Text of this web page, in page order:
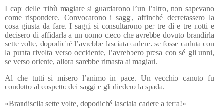
I capi delle tribù magiare si guardarono l’un l’altro, non sapevano
come rispondere. Convocarono i saggi, affinché decretassero la
cosa giusta da fare. I saggi si consultarono per tre dì e tre notti e
decisero di affidarla a un uomo cieco che avrebbe dovuto brandirla
sette volte, dopodiché l’avrebbe lasciata cadere: se fosse caduta con
la punta rivolta verso occidente, l’avrebbero presa con sé gli unni,
se verso oriente, allora sarebbe rimasta ai magiari.
Al che tutti si misero l’animo in pace. Un vecchio canuto fu
condotto al cospetto dei saggi e gli diedero la spada.
«Brandiscila sette volte, dopodiché lasciala cadere a terra!»